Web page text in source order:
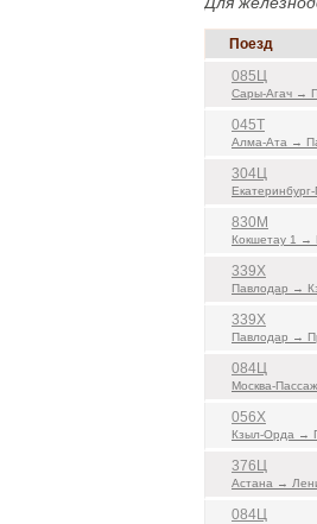
Поезд
085Ц
Сары-Агач →
045Т
Алма-Ата →
304Ц
830М
Кокшетау 1 →
339Х
Павлодар →
339Х
Павлодар →
084Ц
Москва-
056Х
Кзыл-Орда →
376Ц
Астана →
084Ц